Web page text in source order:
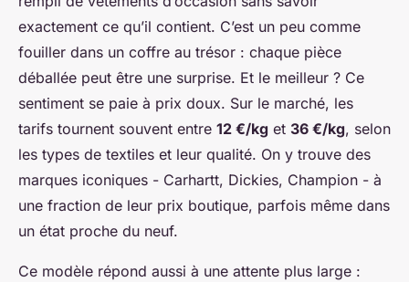
exactement ce qu’il contient. C’est un peu comme
fouiller dans un coffre au trésor : chaque pièce
déballée peut être une surprise. Et le meilleur ? Ce
sentiment se paie à prix doux. Sur le marché, les
tarifs tournent souvent entre 12 €/kg et 36 €/kg, selon
les types de textiles et leur qualité. On y trouve des
marques iconiques - Carhartt, Dickies, Champion - à
une fraction de leur prix boutique, parfois même dans
un état proche du neuf.
Ce modèle répond aussi à une attente plus large :